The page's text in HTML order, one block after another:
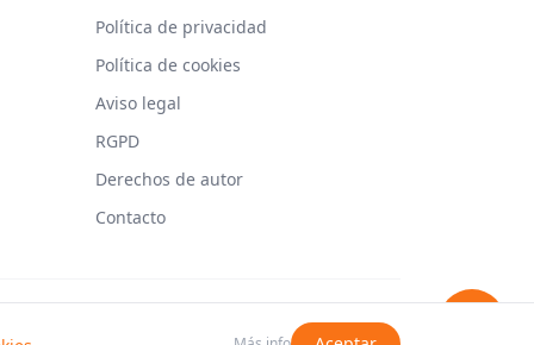
Política de privacidad
Política de cookies
Aviso legal
RGPD
Derechos de autor
Contacto